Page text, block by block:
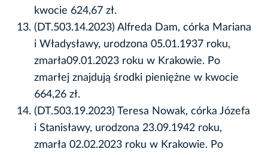
kwocie 624,67 zł.
(DT.503.14.2023) Alfreda Dam, córka Mariana
i Władysławy, urodzona 05.01.1937 roku,
zmarła09.01.2023 roku w Krakowie. Po
zmarłej znajdują środki pieniężne w kwocie
664,26 zł.
(DT.503.19.2023) Teresa Nowak, córka Józefa
i Stanisławy, urodzona 23.09.1942 roku,
zmarła 02.02.2023 roku w Krakowie. Po